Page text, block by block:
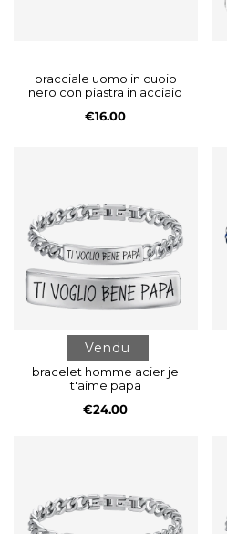
bracciale uomo in cuoio
nero con piastra in acciaio
€16.00
Vendu
bracelet homme acier je
t'aime papa
€24.00